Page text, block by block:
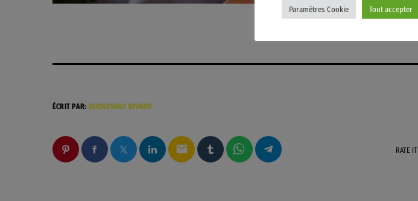
ÉCRIT PAR: DUQUESNAY BIVARD
email RATE IT
Paramètres Cookie Tout accepter